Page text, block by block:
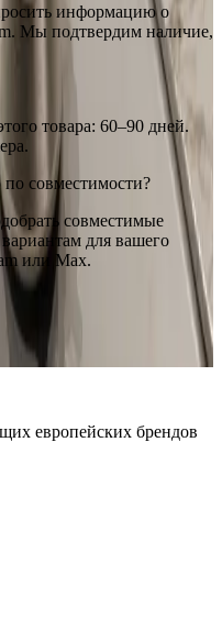
информацию о
Мы подтвердим наличие,
товара: 60–90 дней.
совместимости?
совместимые
для вашего
или Max.
гриль прямого нагрева |
магазине OSVETIM с
продукция RESTART.
европейских брендов